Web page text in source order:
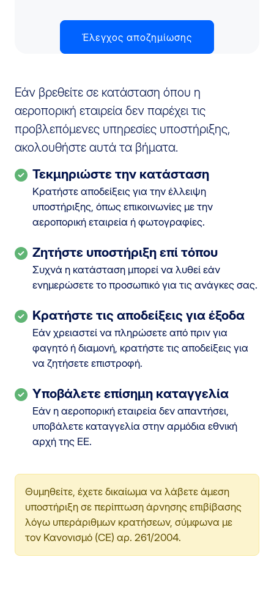
Έλεγχος αποζημίωσης
Εάν βρεθείτε σε κατάσταση όπου η
αεροπορική εταιρεία δεν παρέχει τις
προβλεπόμενες υπηρεσίες υποστήριξης,
ακολουθήστε αυτά τα βήματα.
Τεκμηριώστε την κατάσταση
Κρατήστε αποδείξεις για την έλλειψη
υποστήριξης, όπως επικοινωνίες με την
αεροπορική εταιρεία ή φωτογραφίες.
Ζητήστε υποστήριξη επί τόπου
Συχνά η κατάσταση μπορεί να λυθεί εάν
ενημερώσετε το προσωπικό για τις ανάγκες σας.
Κρατήστε τις αποδείξεις για έξοδα
Εάν χρειαστεί να πληρώσετε από πριν για
φαγητό ή διαμονή, κρατήστε τις αποδείξεις για
να ζητήσετε επιστροφή.
Υποβάλετε επίσημη καταγγελία
Εάν η αεροπορική εταιρεία δεν απαντήσει,
υποβάλετε καταγγελία στην αρμόδια εθνική
αρχή της ΕΕ.
Θυμηθείτε, έχετε δικαίωμα να λάβετε άμεση
υποστήριξη σε περίπτωση άρνησης επιβίβασης
λόγω υπεράριθμων κρατήσεων, σύμφωνα με
τον Κανονισμό (CE) αρ. 261/2004.